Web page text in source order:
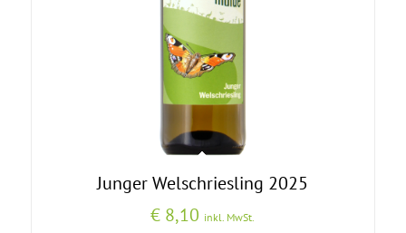
Junger Welschriesling 2025
€ 8,10 inkl. MwSt.